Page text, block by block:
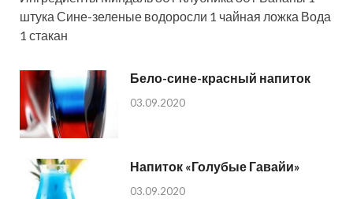
штука Сине-зеленые водоросли 1 чайная ложка Вода
1 стакан
Бело-сине-красный напиток
03.09.2020
Напиток «Голубые Гавайи»
03.09.2020